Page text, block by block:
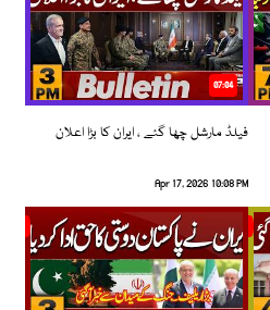
07:04
فیلڈ مارشل چھا گئے ، ایران کا بڑا اعلان
Apr 17, 2026 10:08 PM